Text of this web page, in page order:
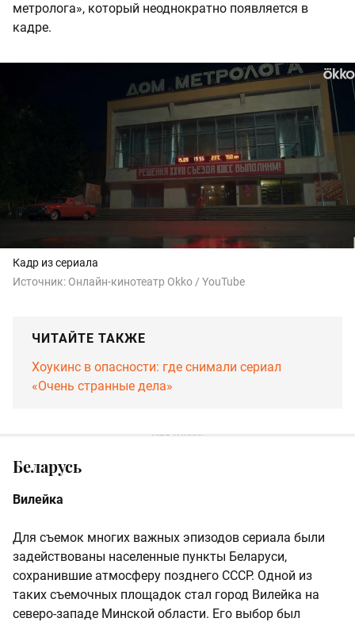
метролога», который неоднократно появляется в
кадре.
Кадр из сериала
Источник: Онлайн-кинотеатр Okko / YouTube
ЧИТАЙТЕ ТАКЖЕ
Хоукинс в опасности: где снимали сериал
«Очень странные дела»
Беларусь
Вилейка
Для съемок многих важных эпизодов сериала были
задействованы населенные пункты Беларуси,
сохранившие атмосферу позднего СССР. Одной из
таких съемочных площадок стал город Вилейка на
северо-западе Минской области. Его выбор был